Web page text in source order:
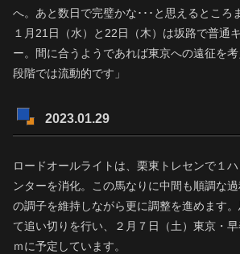
へ。あと数日で完璧かな･･･と思えるところ
１月21日（水）と22日（木）は坂路で普通
ー。間に合うようであれば東京への遠征を
段階では流動的です」
2023.01.29
ロードオールライトは、栗東トレセンで１
ンターを消化。この馬なりに中間も順調な
の調子を維持しながら更に調整を進めます
て追い切りを行い、２月７日（土）東京・
ｍに予定しています。